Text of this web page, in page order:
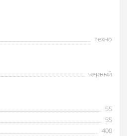
техно
черный
55
55
400